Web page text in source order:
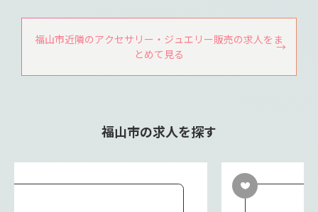
福山市近隣のアクセサリー・ジュエリー販売の求人をま
とめて見る
福山市の求人を探す